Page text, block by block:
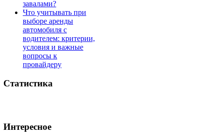
завалами?
Что учитывать при
выборе аренды
автомобиля с
водителем: критерии,
условия и важные
вопросы к
провайдеру
Статистика
Интересное